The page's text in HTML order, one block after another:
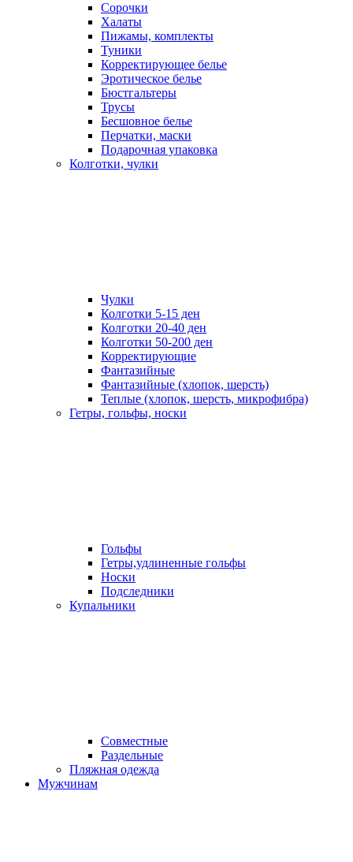
Сорочки
Халаты
Пижамы, комплекты
Туники
Корректирующее белье
Эротическое белье
Бюстгальтеры
Трусы
Бесшовное белье
Перчатки, маски
Подарочная упаковка
Колготки, чулки
Чулки
Колготки 5-15 ден
Колготки 20-40 ден
Колготки 50-200 ден
Корректирующие
Фантазийные
Фантазийные (хлопок, шерсть)
Теплые (хлопок, шерсть, микрофибра)
Гетры, гольфы, носки
Гольфы
Гетры,удлиненные гольфы
Носки
Подследники
Купальники
Совместные
Раздельные
Пляжная одежда
Мужчинам